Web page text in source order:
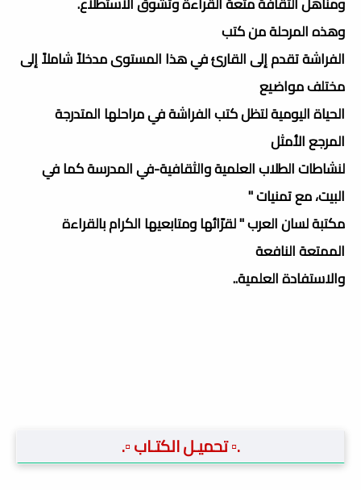
وهذه المرحلة من كتب
الفراشة تقدم إلى القارئ في هذا المستوى مدخلاً شاملاً إلى
مختلف مواضيع
الحياة اليومية لتظل كتب الفراشة في مراحلها المتدرجة
المرجع الأمثل
لنشاطات الطلاب العلمية والثقافية-في المدرسة كما في
البيت، مع تمنيات "
مكتبة لسان العرب " لقرّائها ومتابعيها الكرام بالقراءة
الممتعة النافعة
والاستفادة العلمية..
.▫️ تحميـل الكتـاب ▫️.